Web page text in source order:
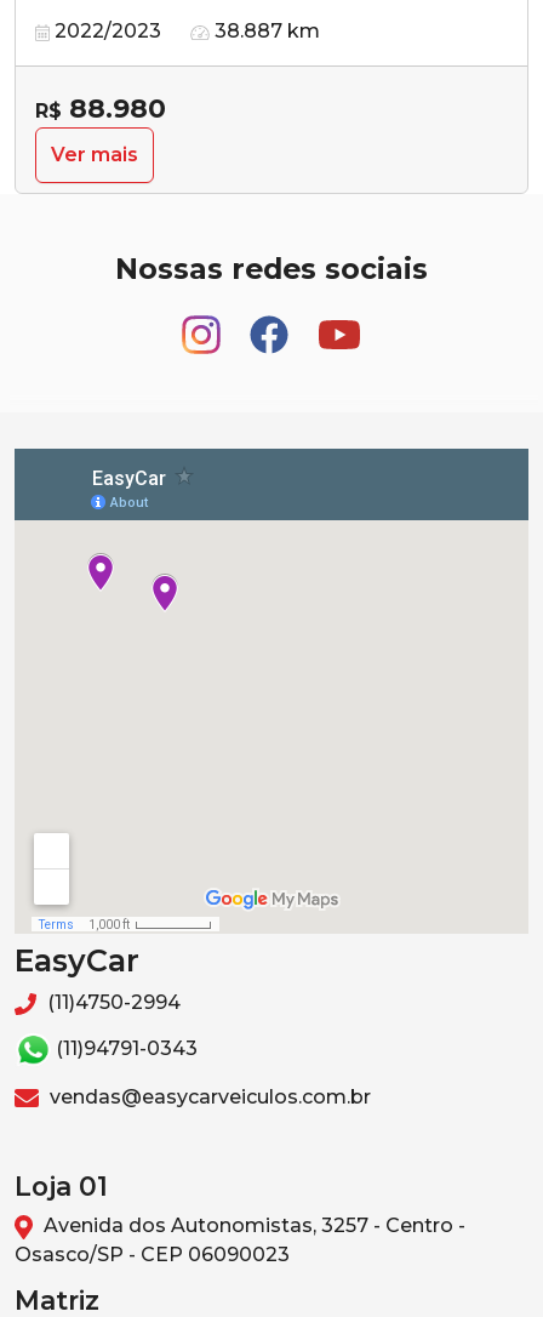
2022/2023 38.887 km
R$ 88.980
Ver mais
Nossas redes sociais
EasyCar
(11)4750-2994
(11)94791-0343
vendas@easycarveiculos.com.br
Loja 01
Avenida dos Autonomistas, 3257 - Centro -
Osasco/SP - CEP 06090023
Matriz